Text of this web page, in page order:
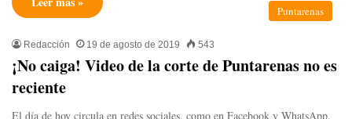
Puntarenas
Redacción 19 de agosto de 2019 543
¡No caiga! Video de la corte de Puntarenas no es
reciente
El día de hoy circula en redes sociales, como en Facebook y WhatsApp,